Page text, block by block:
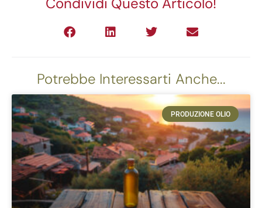
Potrebbe Interessarti Anche...
PRODUZIONE OLIO